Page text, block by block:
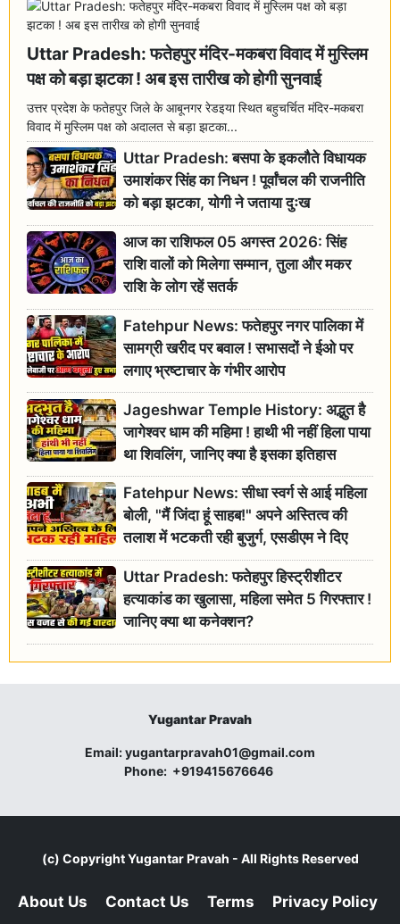
Uttar Pradesh: फतेहपुर मंदिर-मकबरा विवाद में मुस्लिम
पक्ष को बड़ा झटका ! अब इस तारीख को होगी सुनवाई
उत्तर प्रदेश के फतेहपुर जिले के आबूनगर रेडइया स्थित बहुचर्चित मंदिर-मकबरा
विवाद में मुस्लिम पक्ष को अदालत से बड़ा झटका...
Uttar Pradesh: बसपा के इकलौते विधायक
उमाशंकर सिंह का निधन ! पूर्वांचल की राजनीति
को बड़ा झटका, योगी ने जताया दुःख
आज का राशिफल 05 अगस्त 2026: सिंह
राशि वालों को मिलेगा सम्मान, तुला और मकर
राशि के लोग रहें सतर्क
Fatehpur News: फतेहपुर नगर पालिका में
सामग्री खरीद पर बवाल ! सभासदों ने ईओ पर
लगाए भ्रष्टाचार के गंभीर आरोप
Jageshwar Temple History: अद्भुत है
जागेश्वर धाम की महिमा ! हाथी भी नहीं हिला पाया
था शिवलिंग, जानिए क्या है इसका इतिहास
Fatehpur News: सीधा स्वर्ग से आई महिला
बोली, "मैं जिंदा हूं साहब!" अपने अस्तित्व की
तलाश में भटकती रही बुजुर्ग, एसडीएम ने दिए
जांच के आदेश
Uttar Pradesh: फतेहपुर हिस्ट्रीशीटर
हत्याकांड का खुलासा, महिला समेत 5 गिरफ्तार !
जानिए क्या था कनेक्शन?
Yugantar Pravah
Email:yugantarpravah01@gmail.com
Phone: +919415676646
(c) CopyrightYugantar Pravah - All Rights Reserved
About Us Contact Us Terms Privacy Policy